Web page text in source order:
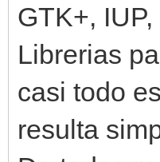
GTK+,
Librerias
casi todo
resulta